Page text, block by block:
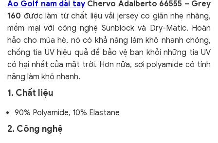
Áo Golf nam dài tayChervo Adalberto 66555 – Grey
160 được làm từ chất liệu vải jersey co giãn nhẹ nhàng,
mềm mại với công nghệ Sunblock và Dry-Matic. Hoàn
hảo cho mùa hè, nó có khả năng làm khô nhanh chóng,
chống tia UV hiệu quả để bảo vệ bạn khỏi những tia UV
có hại nhất của mặt trời. Hơn nữa, sợi polyamide có tính
năng làm khô nhanh.
1. Chất liệu
90% Polyamide, 10% Elastane
2. Công nghệ